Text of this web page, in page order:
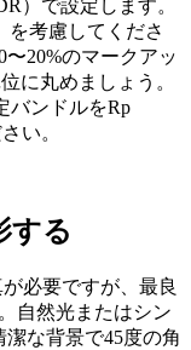
）で設定します。
を考慮してくださ
20%のマークアッ
に丸めましょう。
バンドルをRp
い。
する
必要ですが、最良
自然光またはシン
な背景で45度の角